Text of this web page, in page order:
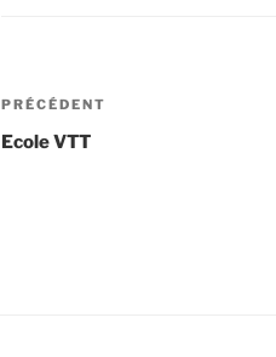
Navigation
de
Article
précédent
PRÉCÉDENT
Ecole VTT